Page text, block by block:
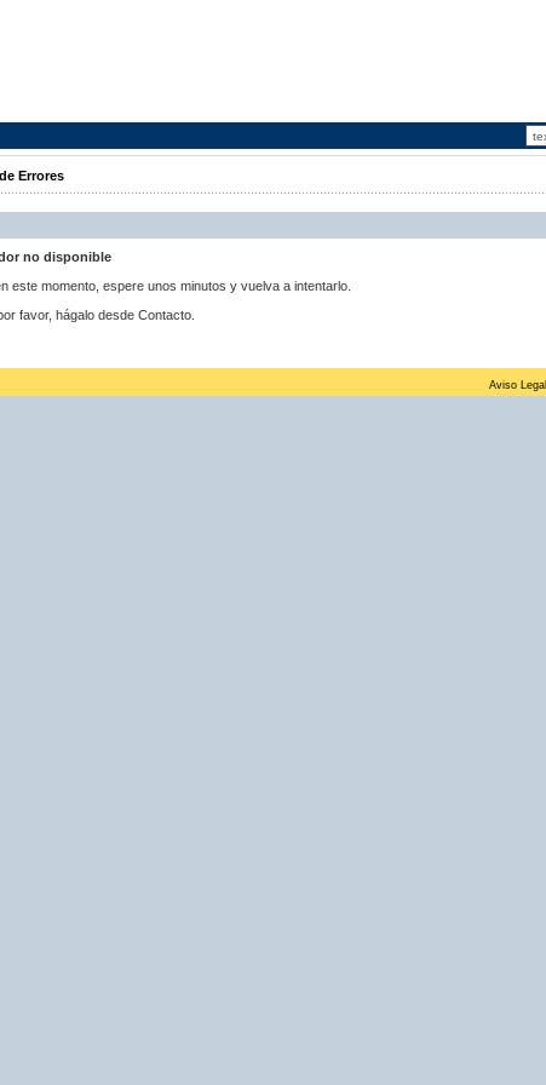
Errores
no disponible
este momento, espere unos minutos y vuelva a intentarlo.
favor, hágalo desde Contacto.
Aviso Legal